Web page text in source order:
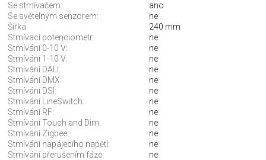
Se stmívačem:
ano
Se světelným senzorem:
ne
Šířka:
240 mm
Stmívací potenciometr:
ne
Stmívání 0-10 V:
ne
Stmívání 1-10 V:
ne
Stmívání DALI:
ne
Stmívání DMX:
ne
Stmívání DSI:
ne
Stmívání LineSwitch:
ne
Stmívání RF:
ne
Stmívání Touch and Dim:
ne
Stmívání Zigbee:
ne
Stmívání napájecího napětí:
ne
Stmívání přerušením fáze:
ne